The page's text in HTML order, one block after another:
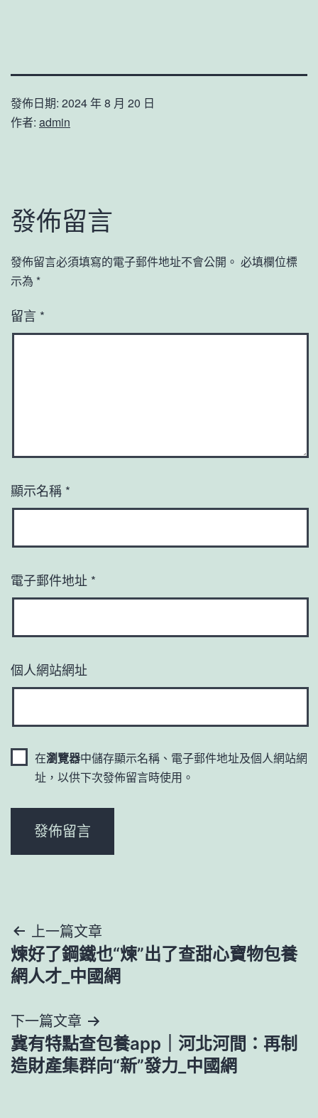
發佈日期: 2024 年 8 月 20 日
作者: admin
發佈留言
發佈留言必須填寫的電子郵件地址不會公開。 必填欄位標
示為 *
留言 *
顯示名稱 *
電子郵件地址 *
個人網站網址
在瀏覽器中儲存顯示名稱、電子郵件地址及個人網站網
址，以供下次發佈留言時使用。
文
章
覽
上一篇文章
煉好了鋼鐵也“煉”出了查甜心寶物包養
網人才_中國網
下一篇文章
冀有特點查包養app｜河北河間：再制
造財產集群向“新”發力_中國網